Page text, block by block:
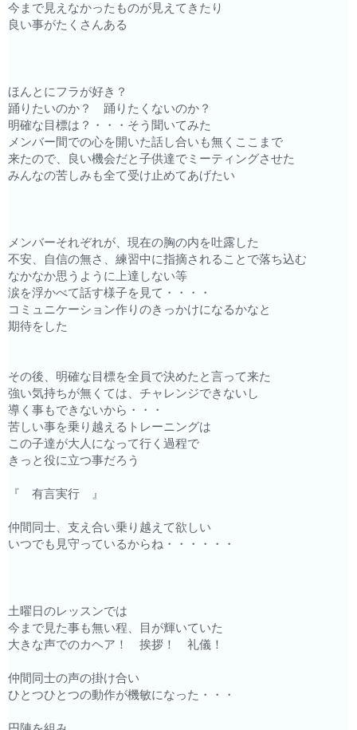
今まで見えなかったものが見えてきたり
良い事がたくさんある
ほんとにフラが好き？
踊りたいのか？ 踊りたくないのか？
明確な目標は？・・・そう聞いてみた
メンバー間での心を開いた話し合いも無くここまで
来たので、良い機会だと子供達でミーティングさせた
みんなの苦しみも全て受け止めてあげたい
メンバーそれぞれが、現在の胸の内を吐露した
不安、自信の無さ、練習中に指摘されることで落ち込む
なかなか思うように上達しない等
涙を浮かべて話す様子を見て・・・・
コミュニケーション作りのきっかけになるかなと
期待をした
その後、明確な目標を全員で決めたと言って来た
強い気持ちが無くては、チャレンジできないし
導く事もできないから・・・
苦しい事を乗り越えるトレーニングは
この子達が大人になって行く過程で
きっと役に立つ事だろう
『 有言実行 』
仲間同士、支え合い乗り越えて欲しい
いつでも見守っているからね・・・・・・
土曜日のレッスンでは
今まで見た事も無い程、目が輝いていた
大きな声でのカヘア！ 挨拶！ 礼儀！
仲間同士の声の掛け合い
ひとつひとつの動作が機敏になった・・・